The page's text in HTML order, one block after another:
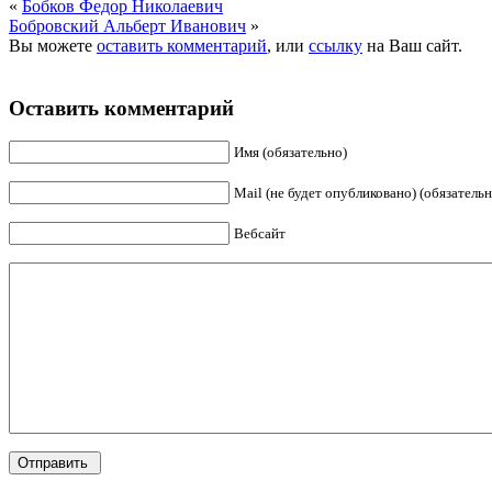
« Бобков Федор Николаевич
Бобровский Альберт Иванович »
Вы можете оставить комментарий, или ссылку на Ваш сайт.
Оставить комментарий
Имя (обязательно)
Mail (не будет опубликовано)
Вебсайт